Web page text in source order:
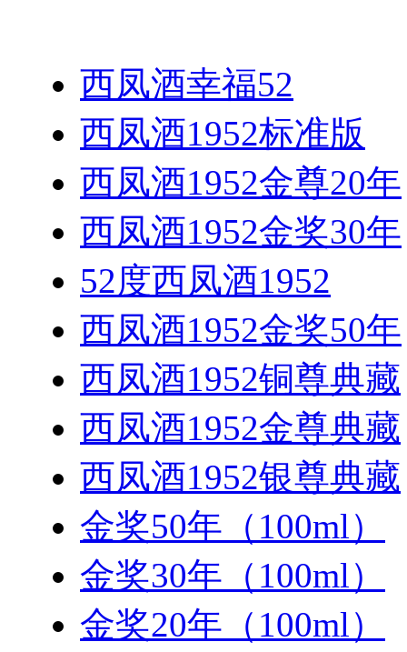
西凤酒幸福52
西凤酒1952标准版
西凤酒1952金尊20年
西凤酒1952金奖30年
52度西凤酒1952
西凤酒1952金奖50年
西凤酒1952铜尊典藏
西凤酒1952金尊典藏
西凤酒1952银尊典藏
金奖50年（100ml）
金奖30年（100ml）
金奖20年（100ml）